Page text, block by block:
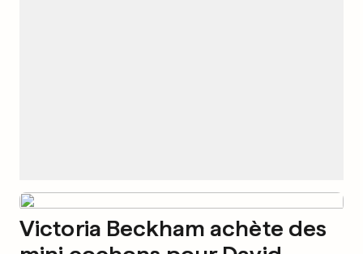
Victoria Beckham achète des